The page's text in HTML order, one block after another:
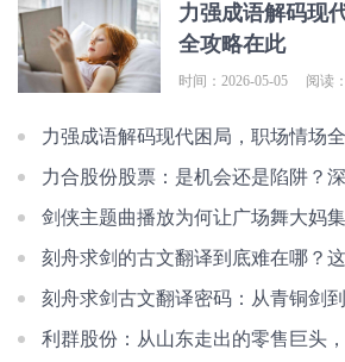
力强成语解码现
全攻略在此
时间：2026-05-05 阅读
力强成语解码现代困局，职场情场
剑侠主题曲播放为何让广场舞大妈
利群股份：从山东走出的零售巨头